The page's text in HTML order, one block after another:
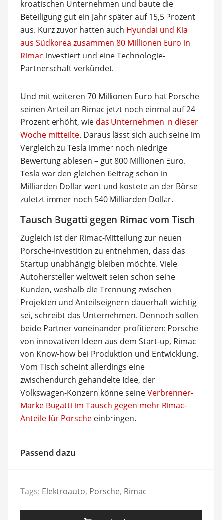
kroatischen Unternehmen und baute die
Beteiligung gut ein Jahr später auf 15,5 Prozent
aus. Kurz zuvor hatten auch Hyundai und Kia
aus Südkorea zusammen 80 Millionen Euro in
Rimac investiert und eine Technologie-
Partnerschaft verkündet.
Und mit weiteren 70 Millionen Euro hat Porsche
seinen Anteil an Rimac jetzt noch einmal auf 24
Prozent erhöht, wie das Unternehmen in dieser
Woche mitteilte. Daraus lässt sich auch seine im
Vergleich zu Tesla immer noch niedrige
Bewertung ablesen – gut 800 Millionen Euro.
Tesla war den gleichen Beitrag schon in
Milliarden Dollar wert und kostete an der Börse
zuletzt immer noch 540 Milliarden Dollar.
Tausch Bugatti gegen Rimac vom Tisch
Zugleich ist der Rimac-Mitteilung zur neuen
Porsche-Investition zu entnehmen, dass das
Startup unabhängig bleiben möchte. Viele
Autohersteller weltweit seien schon seine
Kunden, weshalb die Trennung zwischen
Projekten und Anteilseignern dauerhaft wichtig
sei, schreibt das Unternehmen. Dennoch sollen
beide Partner voneinander profitieren: Porsche
von innovativen Ideen aus dem Start-up, Rimac
von Know-how bei Produktion und Entwicklung.
Vom Tisch scheint allerdings eine
zwischendurch gehandelte Idee, der
Volkswagen-Konzern könne seineVerbrenner-
Marke Bugatti im Tausch gegen mehr Rimac-
Anteile für Porscheeinbringen.
Passend dazu
Tags: Elektroauto, Porsche, Rimac